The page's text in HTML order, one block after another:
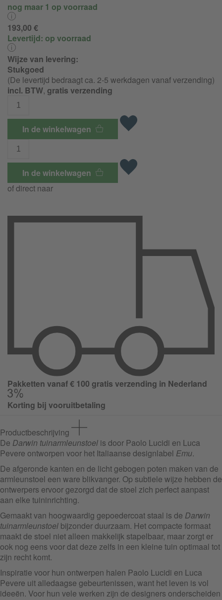
nog maar 1 op voorraad
193,00 €
Levertijd: op voorraad
Wijze van levering:
Stukgoed
(De levertijd bedraagt ca. 2-5 werkdagen vanaf verzending)
incl. BTW, gratis verzending
In de winkelwagen
In de winkelwagen
of direct naar
Pakketten vanaf € 100 gratis verzending in Nederland
Korting bij vooruitbetaling
Productbeschrijving
De Darwin tuinarmleunstoel is door Paolo Lucidi en Luca
Pevere ontworpen voor het Italiaanse designlabel Emu.
De afgeronde kanten en de licht gebogen poten maken van de
armleunstoel een ware blikvanger. Op subtiele wijze hebben de
ontwerpers ervoor gezorgd dat de stoel zich perfect aanpast
aan elke tuininrichting.
Gemaakt van hoogwaardig gepoedercoat staal is de Darwin
tuinarmleunstoel bijzonder duurzaam. Het compacte formaat
maakt de stoel niet alleen makkelijk stapelbaar, maar zorgt er
ook nog eens voor dat deze zelfs in een kleine tuin optimaal tot
zijn recht komt.
Inspiratie voor hun ontwerpen halen Paolo Lucidi en Luca
Pevere uit alledaagse gebeurtenissen, want het leven is vol
ideeën. Voor hun vele werken zijn de designers onderscheiden